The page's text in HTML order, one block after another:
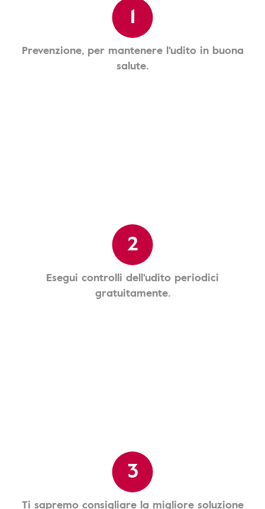
1
Prevenzione, per mantenere l'udito in buona
salute.
2
Esegui controlli dell'udito periodici
gratuitamente.
3
Ti sapremo consigliare la migliore soluzione